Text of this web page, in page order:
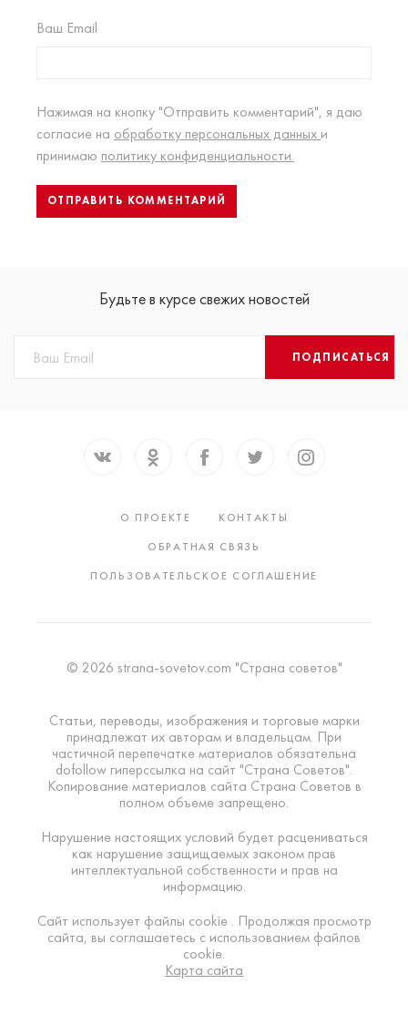
Ваш Email
Нажимая на кнопку "Отправить комментарий", я даю
согласие на обработку персональных данных и
принимаю политику конфиденциальности.
Будьте в курсе свежих новостей
ПОДПИСАТЬСЯ
О ПРОЕКТЕ
КОНТАКТЫ
ОБРАТНАЯ СВЯЗЬ
ПОЛЬЗОВАТЕЛЬСКОЕ СОГЛАШЕНИЕ
© 2026 strana-sovetov.com "Страна советов"
Статьи, переводы, изображения и торговые марки
принадлежат их авторам и владельцам. При
частичной перепечатке материалов обязательна
dofollow гиперссылка на сайт "Страна Советов".
Копирование материалов сайта Страна Советов в
полном объеме запрещено.
Нарушение настоящих условий будет расцениваться
как нарушение защищаемых законом прав
интеллектуальной собственности и прав на
информацию.
Сайт использует файлы cookie . Продолжая просмотр
сайта, вы соглашаетесь с использованием файлов
cookie.
Карта сайта